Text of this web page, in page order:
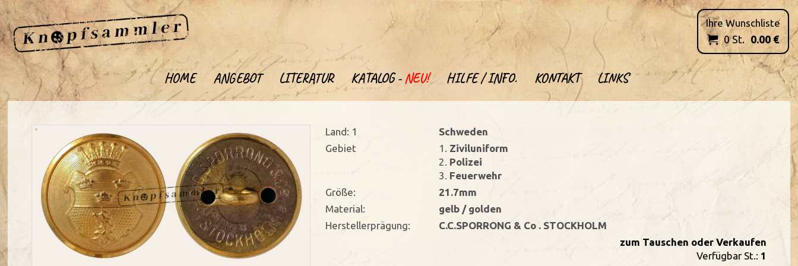
HOME ANGEBOT LITERATUR KATALOG -NEU! HILFE / INFO. KONTAKT LINKS
Ihre Wunschliste
 0St. 0.00 €
Land: 1
Schweden
Gebiet
1. Ziviluniform
2. Polizei
3. Feuerwehr
Größe:
21.7mm
Material:
gelb / golden
Herstellerprägung:
C.C.SPORRONG & Co . STOCKHOLM
zum Tauschen oder Verkaufen
Verfügbar St.: 1